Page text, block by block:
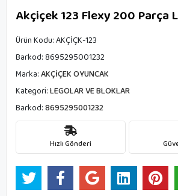
Akçiçek 123 Flexy 200 Parça
Ürün Kodu:AKÇİÇK-123
Barkod:8695295001232
Marka:AKÇİÇEK OYUNCAK
Kategori:LEGOLAR VE BLOKLAR
Barkod:8695295001232
Hızlı Gönderi